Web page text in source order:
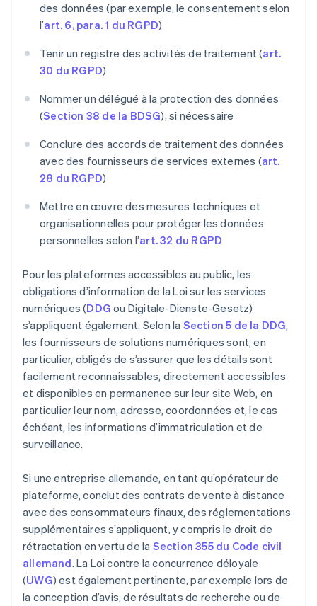
des données (par exemple, le consentement selon
l’art. 6, para. 1 du RGPD)
Tenir un registre des activités de traitement (art.
30 du RGPD)
Nommer un délégué à la protection des données
(Section 38 de la BDSG), si nécessaire
Conclure des accords de traitement des données
avec des fournisseurs de services externes (art.
28 du RGPD)
Mettre en œuvre des mesures techniques et
organisationnelles pour protéger les données
personnelles selon l’art. 32 du RGPD
Pour les plateformes accessibles au public, les
obligations d’information de la Loi sur les services
numériques (DDG ou Digitale-Dienste-Gesetz)
s’appliquent également. Selon la Section 5 de la DDG,
les fournisseurs de solutions numériques sont, en
particulier, obligés de s’assurer que les détails sont
facilement reconnaissables, directement accessibles
et disponibles en permanence sur leur site Web, en
particulier leur nom, adresse, coordonnées et, le cas
échéant, les informations d’immatriculation et de
surveillance.
Si une entreprise allemande, en tant qu’opérateur de
plateforme, conclut des contrats de vente à distance
avec des consommateurs finaux, des réglementations
supplémentaires s’appliquent, y compris le droit de
rétractation en vertu de la Section 355 du Code civil
allemand. La Loi contre la concurrence déloyale
(UWG) est également pertinente, par exemple lors de
la conception d’avis, de résultats de recherche ou de